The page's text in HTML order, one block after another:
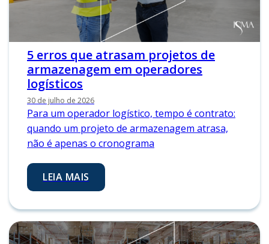
5 erros que atrasam projetos de
armazenagem em operadores
logísticos
30 de julho de 2026
Para um operador logístico, tempo é contrato:
quando um projeto de armazenagem atrasa,
não é apenas o cronograma
LEIA MAIS